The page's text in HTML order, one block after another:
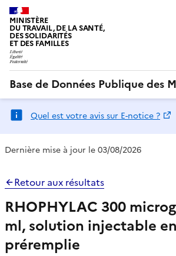
MINISTÈRE
DU TRAVAIL, DE LA SANTÉ,
DES SOLIDARITÉS
ET DES FAMILLES
Base de Données Publique des
Quel est votre avis sur E-notice ?
Dernière mise à jour le 03/08/2026
Retour aux résultats
RHOPHYLAC 300
ml, solution injectable
préremplie